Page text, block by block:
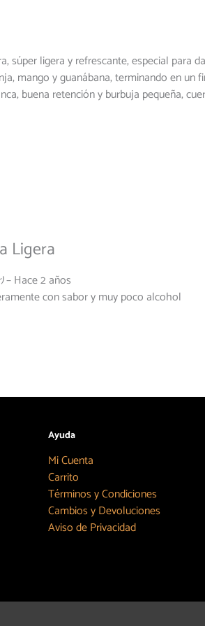
súper ligera y refrescante, especial
mango y guanábana, terminando en
buena retención y burbuja pequeña,
Ligera
–Hace 2 años
con sabor y muy poco alcohol
Ayuda
Mi Cuenta
Carrito
Términos y Condiciones
Cambios y Devoluciones
Aviso de Privacidad